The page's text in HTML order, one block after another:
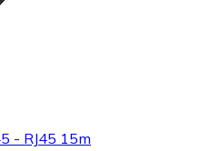
- RJ45 15m